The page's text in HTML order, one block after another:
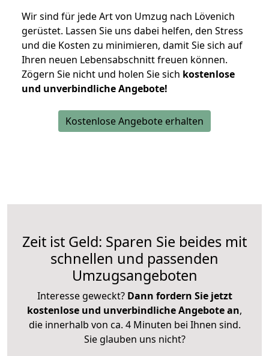
Wir sind für jede Art von Umzug nach Lövenich
gerüstet. Lassen Sie uns dabei helfen, den Stress
und die Kosten zu minimieren, damit Sie sich auf
Ihren neuen Lebensabschnitt freuen können.
Zögern Sie nicht und holen Sie sich kostenlose
und unverbindliche Angebote!
Kostenlose Angebote erhalten
Zeit ist Geld: Sparen Sie beides mit
schnellen und passenden
Umzugsangeboten
Interesse geweckt? Dann fordern Sie jetzt
kostenlose und unverbindliche Angebote an,
die innerhalb von ca. 4 Minuten bei Ihnen sind.
Sie glauben uns nicht?